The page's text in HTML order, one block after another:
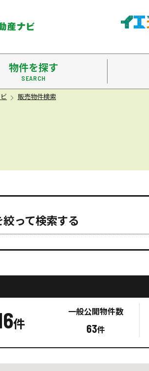
米沢市
物件を探す
販売物件検索
って検索する
件
一般公開物件数
63件